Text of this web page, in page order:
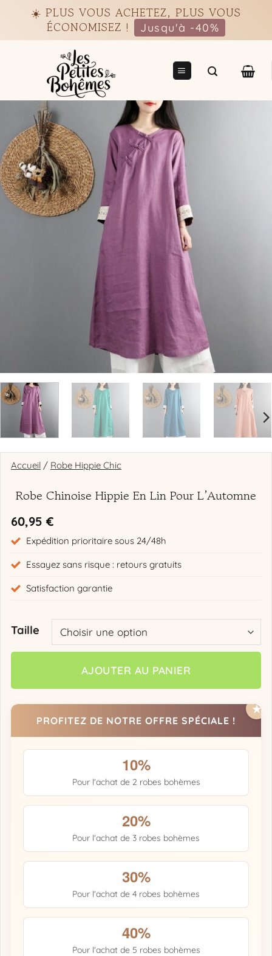
☀️ PLUS VOUS ACHETEZ, PLUS VOUS
ÉCONOMISEZ !
Jusqu'à -40%
Accueil / Robe Hippie Chic
Robe Chinoise Hippie En Lin Pour L’Automne
60,95 €
Expédition prioritaire sous 24/48h
Essayez sans risque : retours gratuits
Satisfaction garantie
Taille
AJOUTER AU PANIER
PROFITEZ DE NOTRE OFFRE SPÉCIALE !
10%
Pour l'achat de 2 robes bohèmes
20%
Pour l'achat de 3 robes bohèmes
30%
Pour l'achat de 4 robes bohèmes
40%
Pour l'achat de 5 robes bohèmes